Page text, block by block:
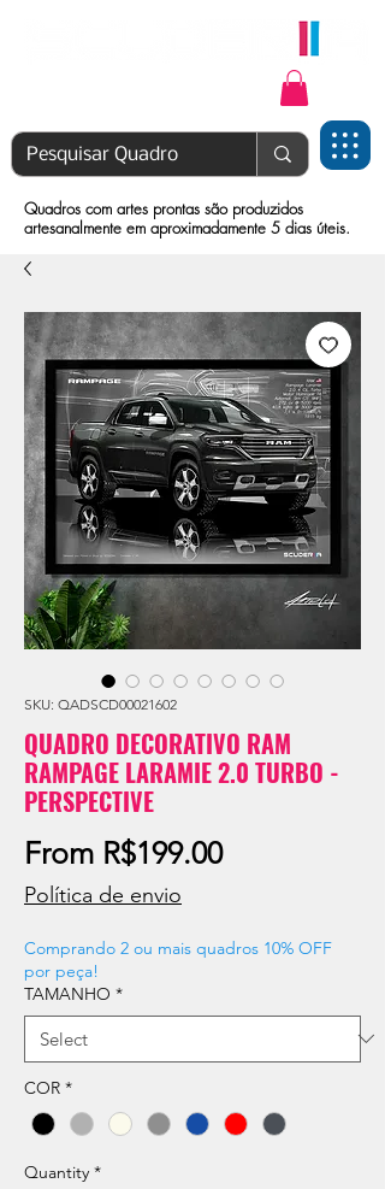
Quadros com artes prontas são produzidos
artesanalmente em aproximadamente 5 dias úteis.
SKU: QADSCD00021602
QUADRO DECORATIVO RAM
RAMPAGE LARAMIE 2.0 TURBO -
PERSPECTIVE
From R$199.00Sale
Política de envio
Comprando 2 ou mais quadros 10% OFF
por peça!
TAMANHO *
COR *
Quantity *